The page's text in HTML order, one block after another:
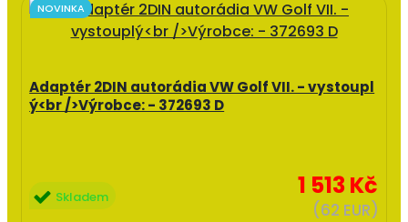
Adaptér 2DIN autorádia VW Golf VII. - vystoupl
ý<br />Výrobce: - 372693 D
1 513 Kč
(62 EUR)
Skladem
NOVINKA